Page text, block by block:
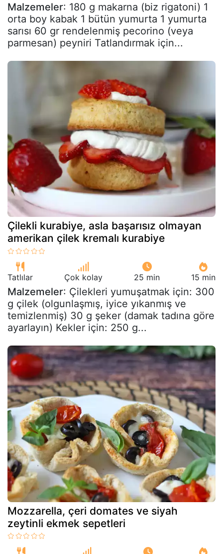
Malzemeler: 180 g makarna (biz rigatoni) 1
orta boy kabak 1 bütün yumurta 1 yumurta
sarısı 60 gr rendelenmiş pecorino (veya
parmesan) peyniri Tatlandırmak için...
Çilekli kurabiye, asla başarısız olmayan
amerikan çilek kremalı kurabiye
Tatlılar Çok kolay 25 min 15 min
Malzemeler: Çilekleri yumuşatmak için: 300
g çilek (olgunlaşmış, iyice yıkanmış ve
temizlenmiş) 30 g şeker (damak tadına göre
ayarlayın) Kekler için: 250 g...
Mozzarella, çeri domates ve siyah
zeytinli ekmek sepetleri